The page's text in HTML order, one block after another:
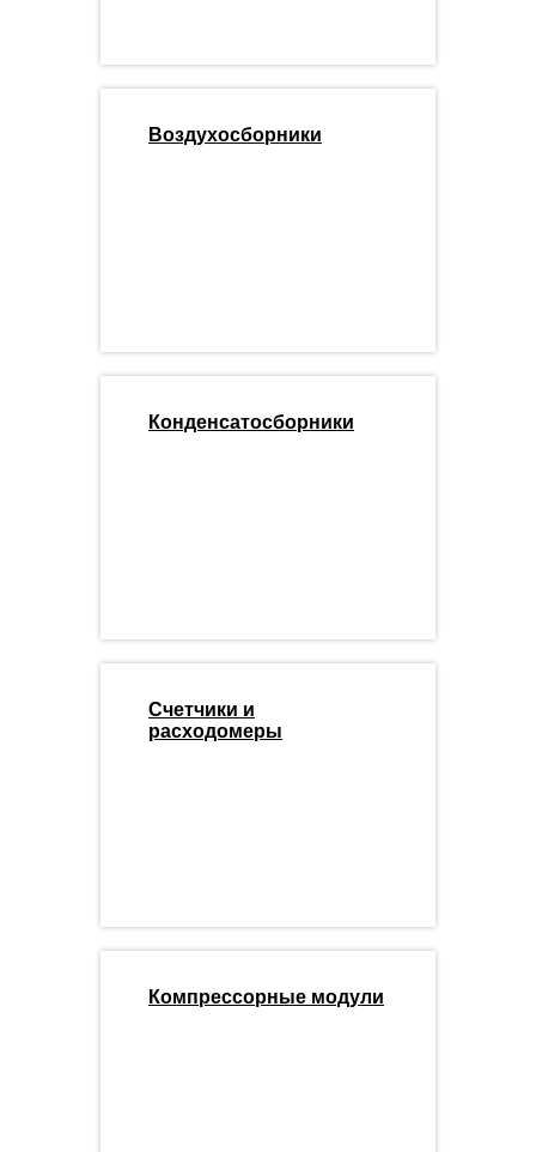
Воздухосборники
Конденсатосборники
Счетчики и
расходомеры
Компрессорные модули